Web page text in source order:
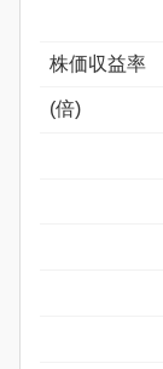
株価収益率
(倍)